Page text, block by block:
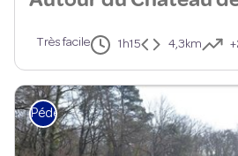
Très facile 1h15 4,3km
Pédestre